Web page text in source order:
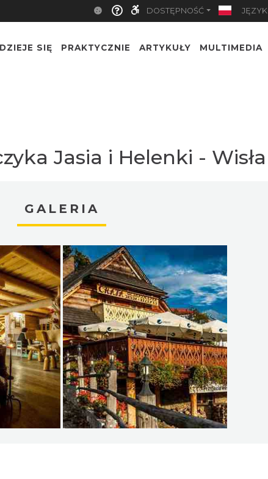
DOSTĘPNOŚĆ JĘZYK
DZIEJE SIĘ PRAKTYCZNIE ARTYKUŁY MULTIMEDIA
Jasia i Helenki - Wisła
GALERIA